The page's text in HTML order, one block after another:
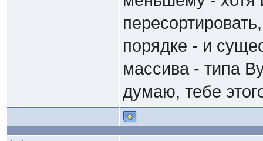
порядке - и
массива - типа
думаю, тебе